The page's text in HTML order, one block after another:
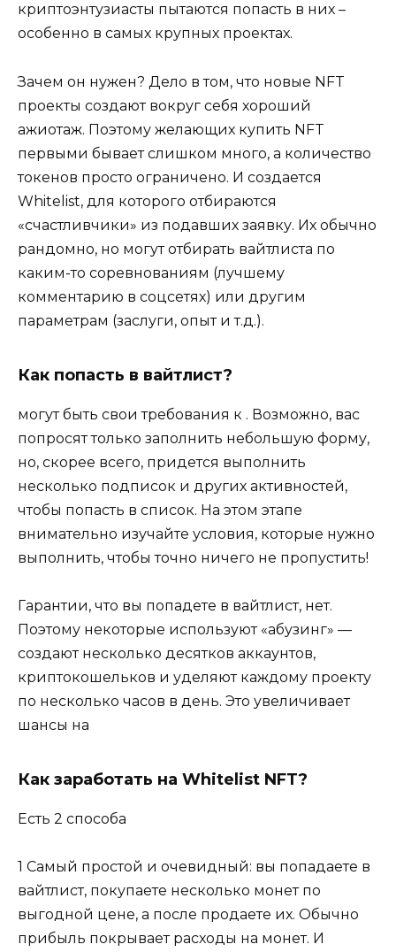
криптоэнтузиасты пытаются попасть в них –
особенно в самых крупных проектах.
Зачем он нужен? Дело в том, что новые NFT
проекты создают вокруг себя хороший
ажиотаж. Поэтому желающих купить NFT
первыми бывает слишком много, а количество
токенов просто ограничено. И создается
Whitelist, для которого отбираются
«счастливчики» из подавших заявку. Их обычно
рандомно, но могут отбирать вайтлиста по
каким-то соревнованиям (лучшему
комментарию в соцсетях) или другим
параметрам (заслуги, опыт и т.д.).
Как попасть в вайтлист?
могут быть свои требования к . Возможно, вас
попросят только заполнить небольшую форму,
но, скорее всего, придется выполнить
несколько подписок и других активностей,
чтобы попасть в список. На этом этапе
внимательно изучайте условия, которые нужно
выполнить, чтобы точно ничего не пропустить!
Гарантии, что вы попадете в вайтлист, нет.
Поэтому некоторые используют «абузинг» —
создают несколько десятков аккаунтов,
криптокошельков и уделяют каждому проекту
по несколько часов в день. Это увеличивает
шансы на
Как заработать на Whitelist NFT?
Есть 2 способа
1 Самый простой и очевидный: вы попадаете в
вайтлист, покупаете несколько монет по
выгодной цене, а после продаете их. Обычно
прибыль покрывает расходы на монет. И